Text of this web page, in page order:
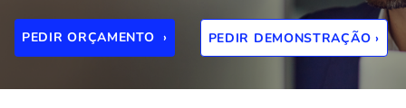
PEDIR ORÇAMENTO › PEDIR DEMONSTRAÇÃO ›